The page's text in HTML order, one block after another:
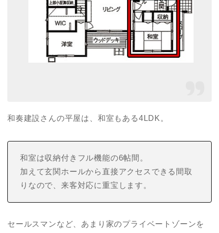
和奏建設さんの平屋は、和室もある4LDK。
和室は収納付きフル機能の6帖間。
加えて玄関ホールから直接アクセスできる間取
りなので、来客対応に重宝します。
セールスマンなど、あまり家のプライベートゾーンを